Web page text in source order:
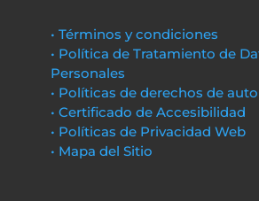
• Términos y condiciones
• Política de Tratamiento de
Personales
• Políticas de derechos de
• Certificado de Accesibilidad
• Políticas de Privacidad Web
• Mapa del Sitio